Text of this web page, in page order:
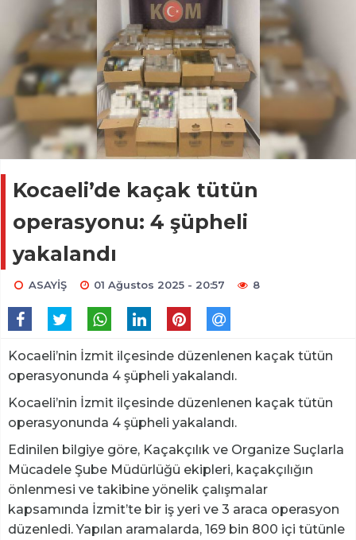
Kocaeli’de kaçak tütün
operasyonu: 4 şüpheli
yakalandı
ASAYİŞ 01 Ağustos 2025 - 20:57 8
Kocaeli’nin İzmit ilçesinde düzenlenen kaçak tütün
operasyonunda 4 şüpheli yakalandı.
Kocaeli’nin İzmit ilçesinde düzenlenen kaçak tütün
operasyonunda 4 şüpheli yakalandı.
Edinilen bilgiye göre, Kaçakçılık ve Organize Suçlarla
Mücadele Şube Müdürlüğü ekipleri, kaçakçılığın
önlenmesi ve takibine yönelik çalışmalar
kapsamında İzmit’te bir iş yeri ve 3 araca operasyon
düzenledi. Yapılan aramalarda, 169 bin 800 içi tütünle